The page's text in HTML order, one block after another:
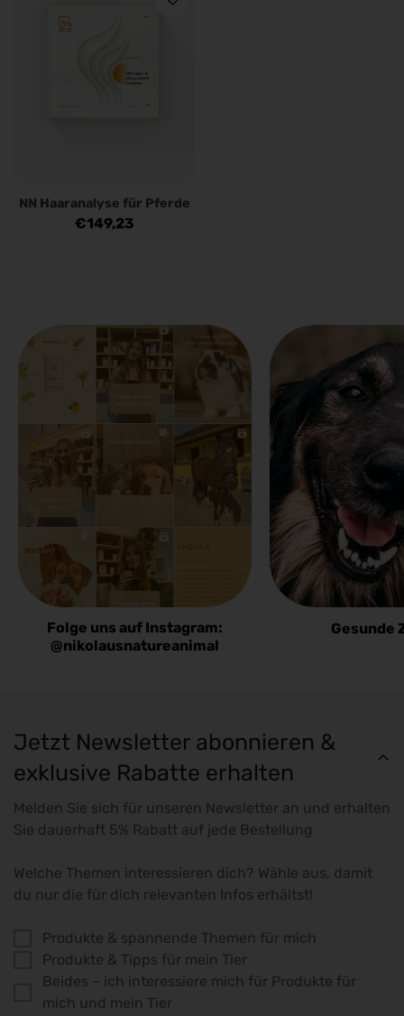
NN Haaranalyse für Pferde
Regulärer
€149,23
Folge uns auf Instagram:
@nikolausnatureanimal
Gesunde
Jetzt Newsletter abonnieren &
exklusive Rabatte erhalten
Melden Sie sich für unseren Newsletter an und erhalten
Sie dauerhaft 5% Rabatt auf jede Bestellung
Welche Themen interessieren dich? Wähle aus, damit
du nur die für dich relevanten Infos erhältst!
Produkte & spannende Themen für mich
Produkte & Tipps für mein Tier
Beides – ich interessiere mich für Produkte für
mich und mein Tier